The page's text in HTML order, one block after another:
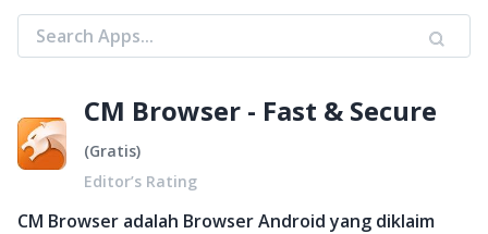
CM Browser - Fast & Secure
(Gratis)
Editor’s Rating
CM Browser adalah Browser Android yang diklaim